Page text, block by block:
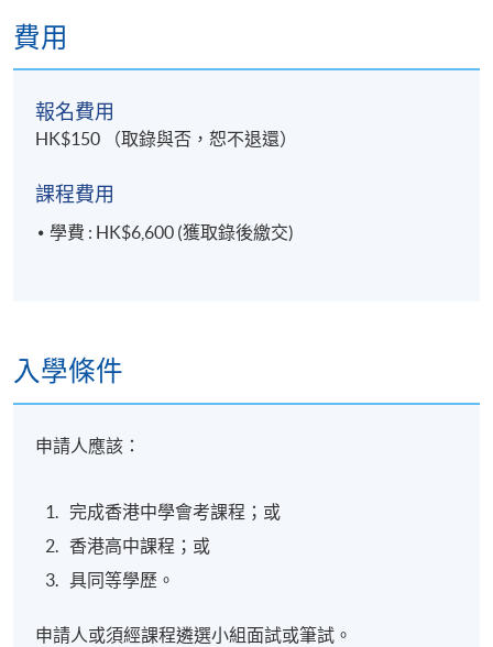
費用
報名費用
HK$150 （取錄與否，恕不退還）
課程費用
學費 : HK$6,600 (獲取錄後繳交)
入學條件
申請人應該：
完成香港中學會考課程；或
香港高中課程；或
具同等學歷。
申請人或須經課程遴選小組面試或筆試。